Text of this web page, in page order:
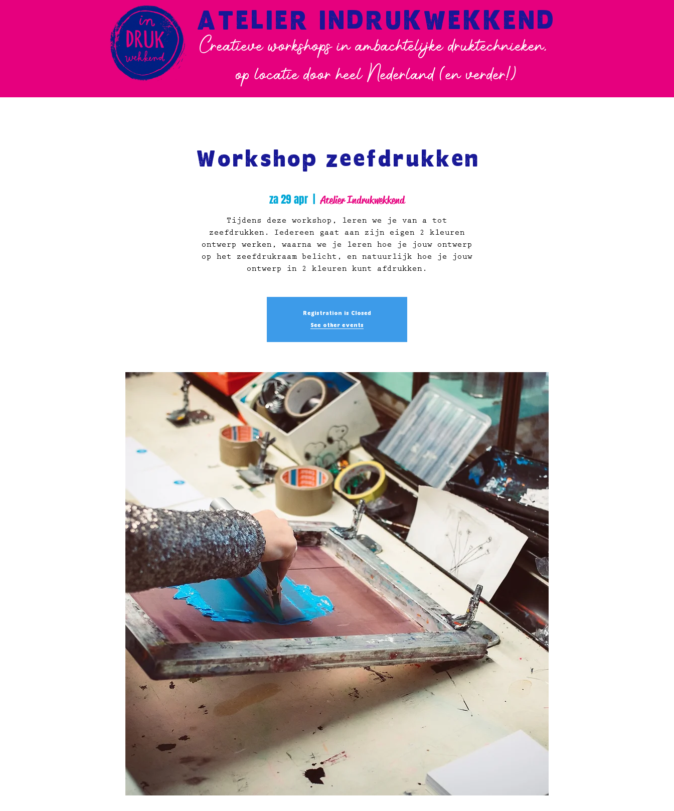
Creatieve workshops in ambachtelijke druktechnieken,
op locatie door heel Nederland (en verder!)
ATELIER INDRUKWEKKEND
Workshop zeefdrukken
za 29 apr
  |
Atelier Indrukwekkend
Tijdens deze workshop, leren we je van a tot
zeefdrukken. Iedereen gaat aan zijn eigen 2 kleuren
ontwerp werken, waarna we je leren hoe je jouw ontwerp
op het zeefdrukraam belicht, en natuurlijk hoe je jouw
ontwerp in 2 kleuren kunt afdrukken.
Registration is Closed
See other events